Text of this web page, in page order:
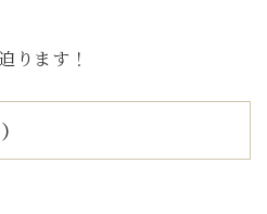
ります！